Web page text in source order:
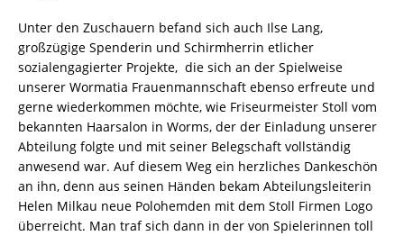
Unter den Zuschauern befand sich auch Ilse Lang,
großzügige Spenderin und Schirmherrin etlicher
sozialengagierter Projekte, die sich an der Spielweise
unserer Wormatia Frauenmannschaft ebenso erfreute und
gerne wiederkommen möchte, wie Friseurmeister Stoll vom
bekannten Haarsalon in Worms, der der Einladung unserer
Abteilung folgte und mit seiner Belegschaft vollständig
anwesend war. Auf diesem Weg ein herzliches Dankeschön
an ihn, denn aus seinen Händen bekam Abteilungsleiterin
Helen Milkau neue Polohemden mit dem Stoll Firmen Logo
überreicht. Man traf sich dann in der von Spielerinnen toll